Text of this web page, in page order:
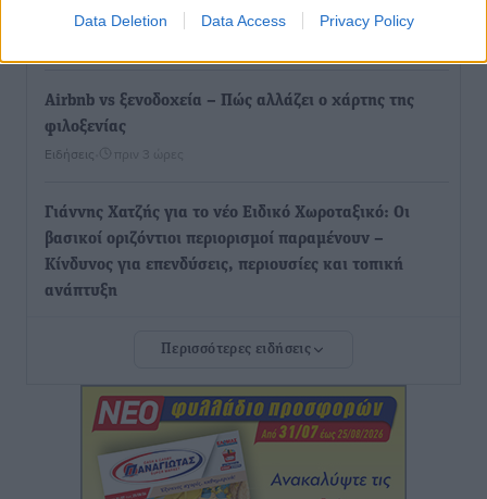
Data Deletion Data Access Privacy Policy
το έργο ψηφιακού μετασχηματισμού
Airbnb vs ξενοδοχεία – Πώς αλλάζει ο χάρτης της
φιλοξενίας
Ειδήσεις πριν 3 ώρες
Γιάννης Χατζής για το νέο Ειδικό Χωροταξικό: Οι
βασικοί οριζόντιοι περιορισμοί παραμένουν –
Κίνδυνος για επενδύσεις, περιουσίες και τοπική
ανάπτυξη
δεν υπάρχουν περιθώρια εφησυχασμού
Ειδήσεις• πριν 3 ώρες
Στον Άγιο Νικόλαο Χάλκης ανοίγει ξανά το
Περισσότερες ειδήσεις